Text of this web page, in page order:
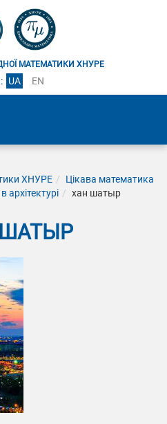
МАТЕМАТИКИ ХНУРЕ
UA EN
ХНУРЕ
Цікава математика
архітектурі
хан шатыр